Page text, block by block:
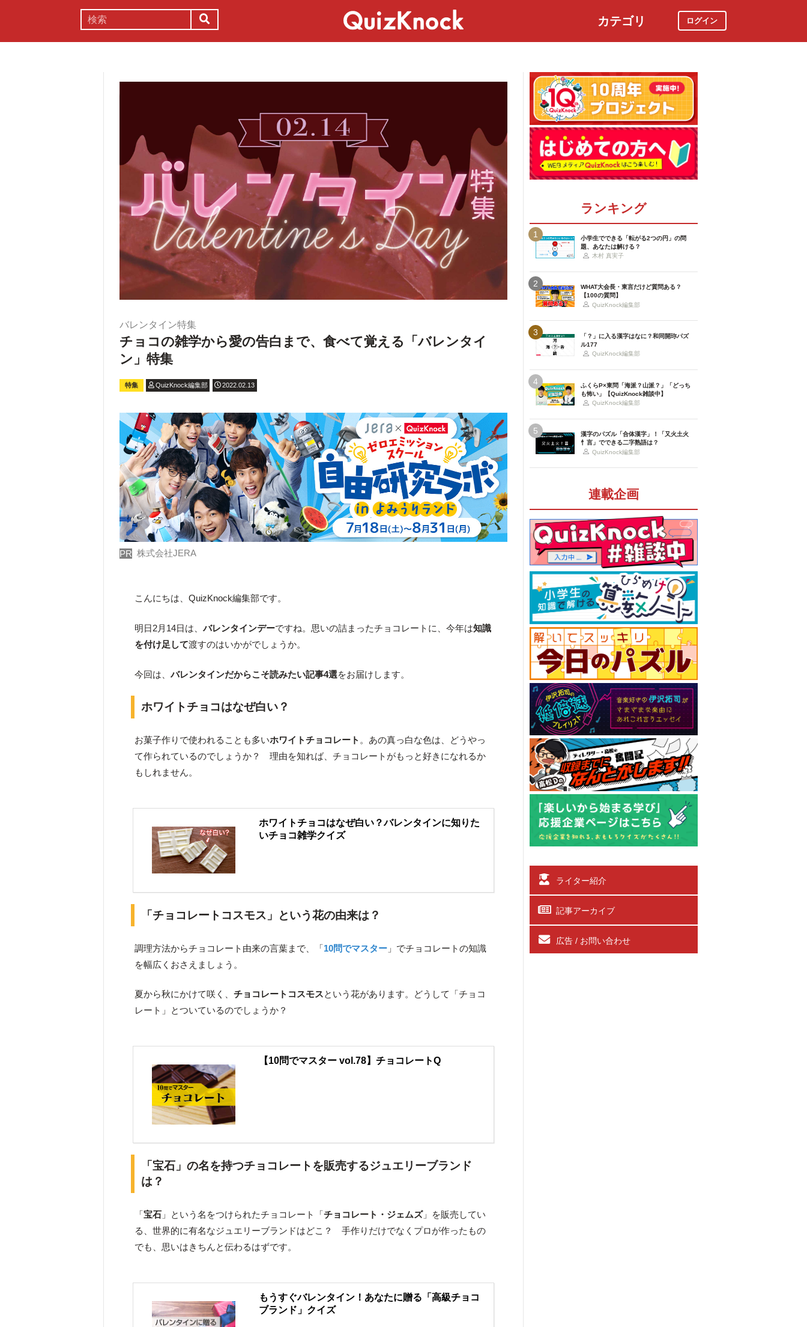
カテゴリ ログイン
バレンタイン特集
チョコの雑学から愛の告白まで、食べて覚える「バレンタイ
ン」特集
特集 QuizKnock編集部 2022.02.13
PR 株式会社JERA
こんにちは、QuizKnock編集部です。
明日2月14日は、バレンタインデーですね。思いの詰まったチョコレートに、今年は知識
を付け足して渡すのはいかがでしょうか。
今回は、バレンタインだからこそ読みたい記事4選をお届けします。
ホワイトチョコはなぜ白い？
お菓子作りで使われることも多いホワイトチョコレート 。あの真っ白な色は、どうやっ
て作られているのでしょうか？ 理由を知れば、チョコレートがもっと好きになれるか
もしれません。
ホワイトチョコはなぜ白い？バレンタインに知りた
いチョコ雑学クイズ
「チョコレートコスモス」という花の由来は？
調理方法からチョコレート由来の言葉まで、「10問でマスター 」でチョコレートの知識
を幅広くおさえましょう。
夏から秋にかけて咲く、チョコレートコスモスという花があります。どうして「チョコ
レート」とついているのでしょうか？
【10問でマスター vol.78】チョコレートQ
「宝石」の名を持つチョコレートを販売するジュエリーブランド
は？
「宝石 」という名をつけられたチョコレート「チョコレート・ジェムズ」を販売してい
る、世界的に有名なジュエリーブランドはどこ？ 手作りだけでなくプロが作ったもの
でも、思いはきちんと伝わるはずです。
もうすぐバレンタイン！あなたに贈る「高級チョコ
ブランド」クイズ
ランキング
1
小学生でできる「転がる2つの円」の問
題、あなたは解ける？
木村 真実子
2
WHAT大会長・東言だけど質問ある？
【100の質問】
QuizKnock編集部
3
「？」に入る漢字はなに？和同開珎パズ
ル177
QuizKnock編集部
4
ふくらP×東問「海派？山派？」「どっち
も怖い」【QuizKnock雑談中】
QuizKnock編集部
5
漢字のパズル「合体漢字」！「又火土火
忄言」でできる二字熟語は？
QuizKnock編集部
連載企画
ライター紹介
記事アーカイブ
広告 / お問い合わせ